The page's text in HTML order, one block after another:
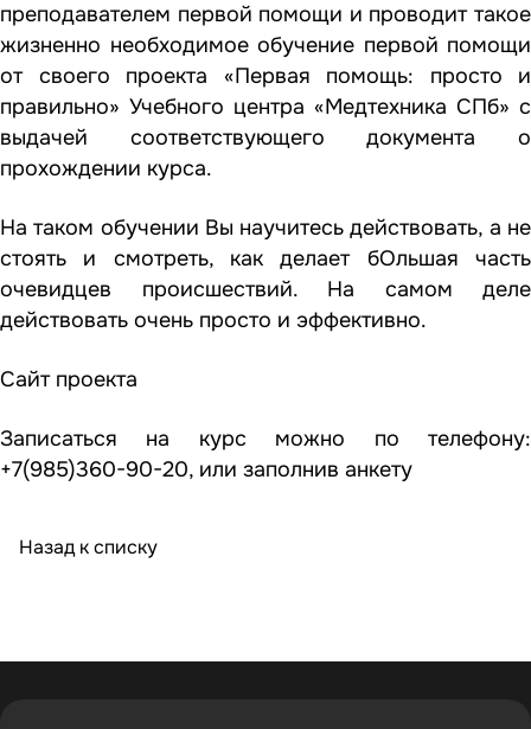
преподавателем первой помощи и проводит такое
жизненно необходимое обучение первой помощи
от своего проекта «Первая помощь: просто и
правильно» Учебного центра «Медтехника СПб» с
выдачей соответствующего документа о
прохождении курса.
На таком обучении Вы научитесь действовать, а не
стоять и смотреть, как делает бОльшая часть
очевидцев происшествий. На самом деле
действовать очень просто и эффективно.
Сайт проекта
Записаться на курс можно по телефону:
+7(985)360-90-20, или заполнив анкету
Назад к списку